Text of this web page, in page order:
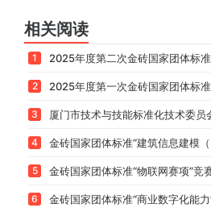
相关阅读
1 2025年度第二次金砖国家团体标
2 2025年度第一次金砖国家团体标
3 厦门市技术与技能标准化技术委员
4 金砖国家团体标准“建筑信息建模（BIM）赛项”职业
5 金砖国家团体标准“物联网赛项”竞赛、技能、课
6 金砖国家团体标准“商业数字化能力”赛项